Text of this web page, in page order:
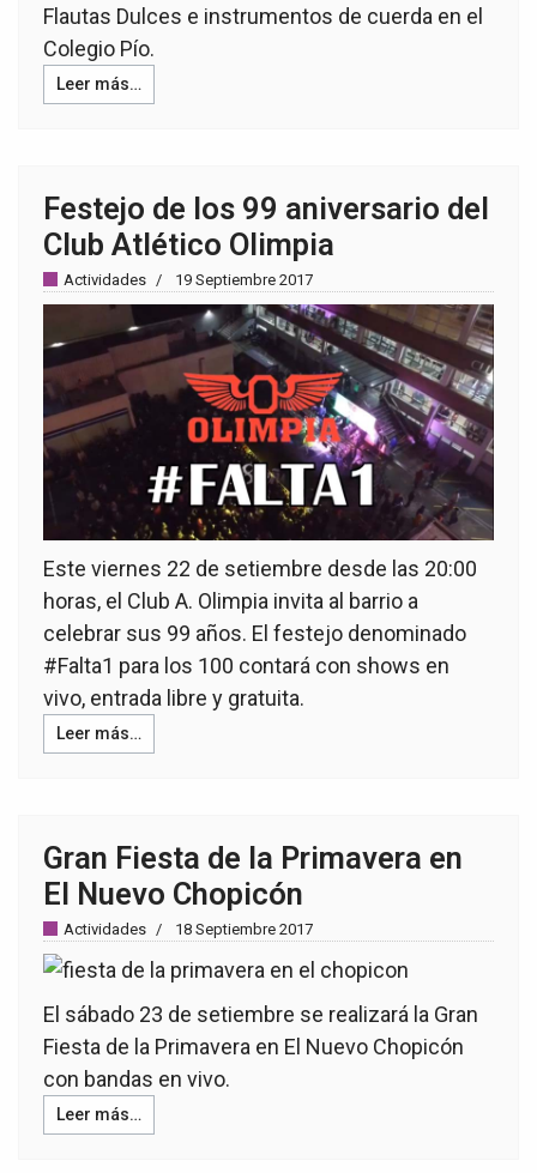
Flautas Dulces e instrumentos de cuerda en el
Colegio Pío.
Leer más…
Festejo de los 99 aniversario del
Club Atlético Olimpia
Actividades 19 Septiembre 2017
Este viernes 22 de setiembre desde las 20:00
horas, el Club A. Olimpia invita al barrio a
celebrar sus 99 años. El festejo denominado
#Falta1 para los 100 contará con shows en
vivo, entrada libre y gratuita.
Leer más…
Gran Fiesta de la Primavera en
El Nuevo Chopicón
Actividades 18 Septiembre 2017
El sábado 23 de setiembre se realizará la Gran
Fiesta de la Primavera en El Nuevo Chopicón
con bandas en vivo.
Leer más…